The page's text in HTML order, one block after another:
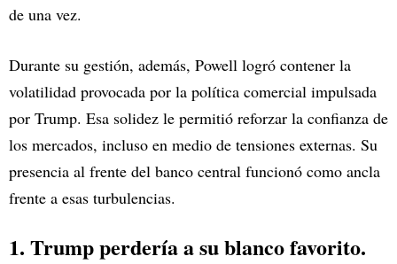
de una vez.
Durante su gestión, además, Powell logró contener la
volatilidad provocada por la política comercial impulsada
por Trump. Esa solidez le permitió reforzar la confianza de
los mercados, incluso en medio de tensiones externas. Su
presencia al frente del banco central funcionó como ancla
frente a esas turbulencias.
1. Trump perdería a su blanco favorito.